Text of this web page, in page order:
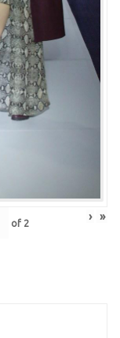
of 2 › »